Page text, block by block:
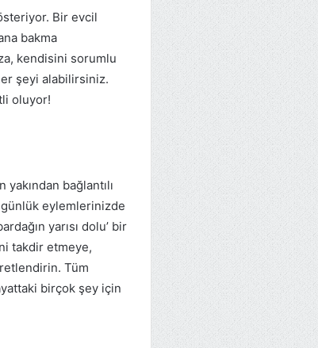
Bir evcil
bakma
kendisini sorumlu
şeyi alabilirsiniz.
oluyor!
bağlantılı
eylemlerinizde
yarısı dolu’ bir
takdir etmeye,
Tüm
birçok şey için